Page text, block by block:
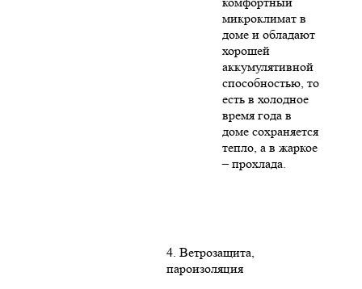
микроклимат в
доме и обладают
хорошей
аккумулятивной
способностью, то
есть в холодное
время года в
доме сохраняется
тепло, а в жаркое
– прохлада.
4. Ветрозащита,
пароизоляция